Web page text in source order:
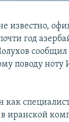
известно,
год
поводу ноту
иранской